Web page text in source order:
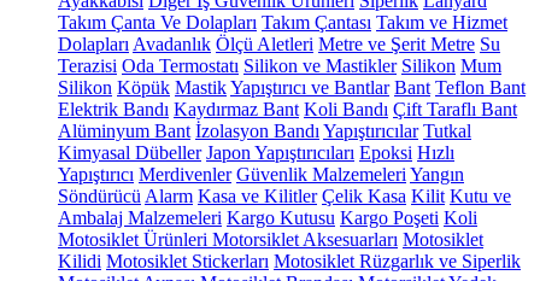
Takım Çanta Ve Dolapları Takım Çantası Takım ve Hizmet
Dolapları Avadanlık Ölçü Aletleri Metre ve Şerit Metre Su
Terazisi Oda Termostatı Silikon ve Mastikler Silikon Mum
Silikon Köpük MastikYapıştırıcı ve Bantlar Bant Teflon Bant
Elektrik Bandı Kaydırmaz Bant Koli Bandı Çift Taraflı Bant
Alüminyum Bant İzolasyon Bandı Yapıştırıcılar Tutkal
Kimyasal Dübeller Japon Yapıştırıcıları Epoksi Hızlı
Yapıştırıcı Merdivenler Güvenlik Malzemeleri Yangın
Söndürücü Alarm Kasa ve Kilitler Çelik Kasa Kilit Kutu ve
Ambalaj Malzemeleri Kargo Kutusu Kargo Poşeti Koli
Motosiklet Ürünleri Motorsiklet Aksesuarları Motosiklet
Kilidi Motosiklet Stickerları Motosiklet Rüzgarlık ve Siperlik